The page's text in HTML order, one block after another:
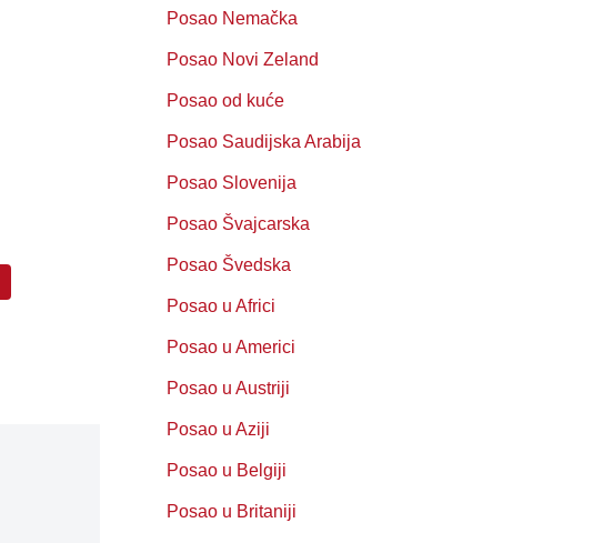
Posao Nemačka
Posao Novi Zeland
Posao od kuće
Posao Saudijska Arabija
Posao Slovenija
Posao Švajcarska
Posao Švedska
Posao u Africi
Posao u Americi
Posao u Austriji
Posao u Aziji
Posao u Belgiji
Posao u Britaniji